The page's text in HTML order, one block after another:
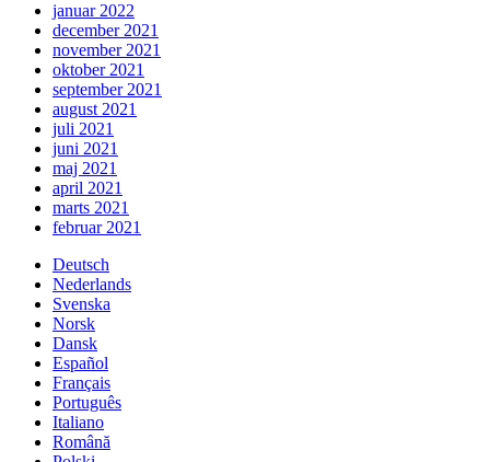
januar 2022
december 2021
november 2021
oktober 2021
september 2021
august 2021
juli 2021
juni 2021
maj 2021
april 2021
marts 2021
februar 2021
Deutsch
Nederlands
Svenska
Norsk
Dansk
Español
Français
Português
Italiano
Română